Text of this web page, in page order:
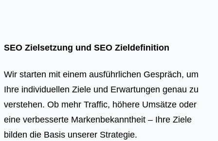
SEO Zielsetzung und SEO Zieldefinition
Wir starten mit einem ausführlichen Gespräch, um
Ihre individuellen Ziele und Erwartungen genau zu
verstehen. Ob mehr Traffic, höhere Umsätze oder
eine verbesserte Markenbekanntheit – Ihre Ziele
bilden die Basis unserer Strategie.